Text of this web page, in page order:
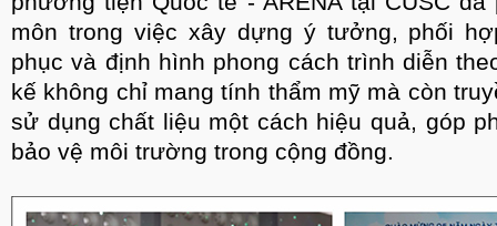
môn trong việc xây dựng ý tưởng, phối
phục và định hình phong cách trình diễn
kế không chỉ mang tính thẩm mỹ mà còn
sử dụng chất liệu một cách hiệu quả, góp
bảo vệ môi trường trong cộng đồng.